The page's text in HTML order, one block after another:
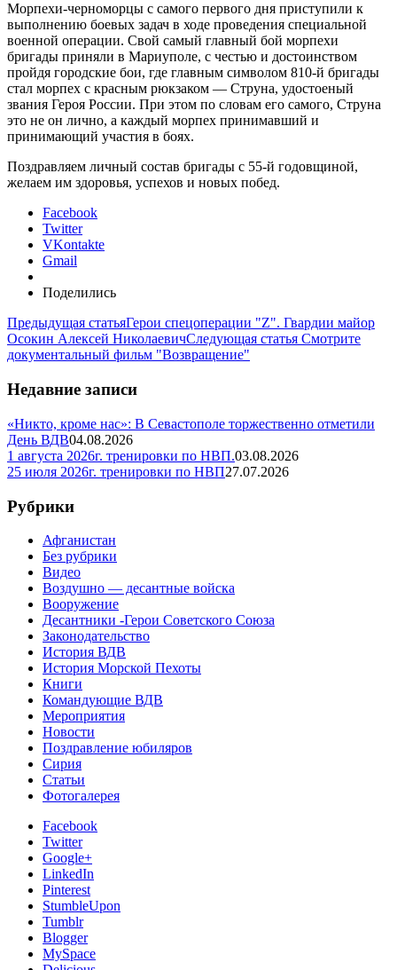
Морпехи-черноморцы с самого первого дня приступили к
выполнению боевых задач в ходе проведения специальной
военной операции. Свой самый главный бой морпехи
бригады приняли в Мариуполе, с честью и достоинством
пройдя городские бои, где главным символом 810-й бригады
стал морпех с красным рюкзаком — Струна, удостоеный
звания Героя России. При этом по словам его самого, Струна
это не он лично, а каждый морпех принимавший и
принимающий участия в боях.
Поздравляем личный состав бригады с 55-й годовщиной,
желаем им здоровья, успехов и новых побед.
Facebook
Twitter
VKontakte
Gmail
Поделились
Предыдущая статьяГерои спецоперации "Z". Гвардии майор
Осокин Алексей НиколаевичСледующая статья Смотрите
документальный фильм "Возвращение"
Недавние записи
«Никто, кроме нас»: В Севастополе торжественно отметили
День ВДВ04.08.2026
1 августа 2026г. тренировки по НВП.03.08.2026
25 июля 2026г. тренировки по НВП27.07.2026
Рубрики
Афганистан
Без рубрики
Видео
Воздушно — десантные войска
Вооружение
Десантники -Герои Советского Союза
Законодательство
История ВДВ
История Морской Пехоты
Книги
Командующие ВДВ
Мероприятия
Новости
Поздравление юбиляров
Сирия
Статьи
Фотогалерея
Facebook
Twitter
Google+
LinkedIn
Pinterest
StumbleUpon
Tumblr
Blogger
MySpace